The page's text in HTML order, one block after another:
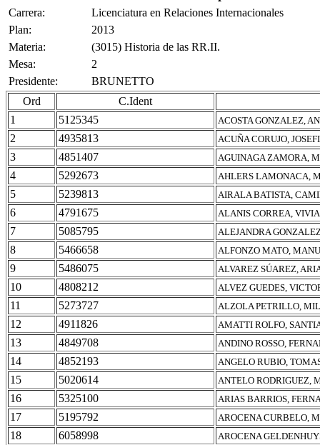
Carrera:
Licenciatura en Relaciones Internacionales
Plan:
2013
Materia:
(3015) Historia de las RR.II.
Mesa:
2
Presidente:
BRUNETTO
Ord
C.Ident
1
5125345 ACOSTA GONZALEZ,
2 4935813 ACUÑA CORUJO,
3 4851407 AGUINAGA ZAMORA,
4 5292673 AHLERS LAMONACA,
5 5239813 AIRALA BATISTA,
6 4791675 ALANIS CORREA,
7 5085795 ALEJANDRA
8 5466658 ALFONZO MATO,
9 5486075 ALVAREZ SÚAREZ,
10 4808212 ALVEZ GUEDES,
11 5273727 ALZOLA PETRILLO,
12 4911826 AMATTI ROLFO,
13 4849708 ANDINO ROSSO,
14 4852193 ANGELO RUBIO,
15 5020614 ANTELO RODRIGUEZ,
16 5325100 ARIAS BARRIOS,
17 5195792 AROCENA CURBELO,
18 6058998 AROCENA